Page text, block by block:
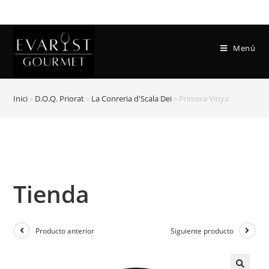
Menú
Inici » D.O.Q. Priorat » La Conreria d'Scala Dei » Primera Vinya
Tienda
Producto anterior Siguiente producto